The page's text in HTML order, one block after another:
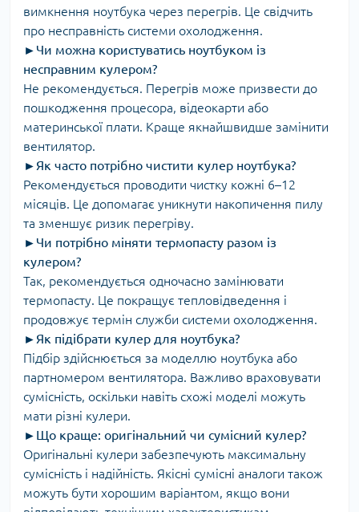
вимкнення ноутбука через перегрів. Це свідчить
про несправність системи охолодження.
► Чи можна користуватись ноутбуком із
несправним кулером?
Не рекомендується. Перегрів може призвести до
пошкодження процесора, відеокарти або
материнської плати. Краще якнайшвидше замінити
вентилятор.
► Як часто потрібно чистити кулер ноутбука?
Рекомендується проводити чистку кожні 6–12
місяців. Це допомагає уникнути накопичення пилу
та зменшує ризик перегріву.
► Чи потрібно міняти термопасту разом із
кулером?
Так, рекомендується одночасно замінювати
термопасту. Це покращує тепловідведення і
продовжує термін служби системи охолодження.
► Як підібрати кулер для ноутбука?
Підбір здійснюється за моделлю ноутбука або
партномером вентилятора. Важливо враховувати
сумісність, оскільки навіть схожі моделі можуть
мати різні кулери.
► Що краще: оригінальний чи сумісний кулер?
Оригінальні кулери забезпечують максимальну
сумісність і надійність. Якісні сумісні аналоги також
можуть бути хорошим варіантом, якщо вони